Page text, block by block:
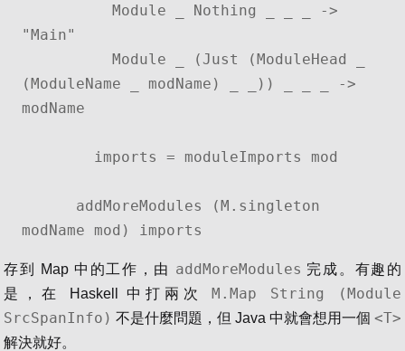
"Main"
(ModuleName _ modName) _ _)) _ _ _ ->
modName
modName mod) imports
存到 Map 中的工作，由 addMoreModules 完成。有趣的
是，在 Haskell 中打兩次 M.Map String (Module
SrcSpanInfo) 不是什麼問題，但 Java 中就會想用一個 <T>
解決就好。